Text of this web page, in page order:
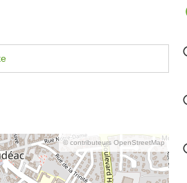
© contributeurs OpenStreetMap